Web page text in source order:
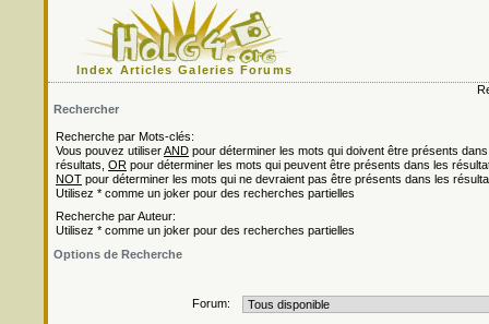
Index Articles Galeries Forums
Rechercher
Recherche par Mots-clés:
Vous pouvez utiliserAND pour déterminer les mots qui doivent être présents
résultats, OR pour déterminer les mots qui peuvent être présents dans les
NOT pour déterminer les mots qui ne devraient pas être présents dans les
Utilisez * comme un joker pour des recherches partielles
Recherche par Auteur:
Utilisez * comme un joker pour des recherches partielles
Options de Recherche
Forum: